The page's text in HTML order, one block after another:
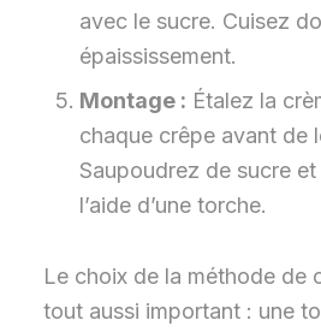
avec le sucre. Cuisez
épaississement.
Montage : Étalez la
chaque crêpe avant de
Saupoudrez de sucre
l’aide d’une torche.
Le choix de la méthode de
tout aussi important : une